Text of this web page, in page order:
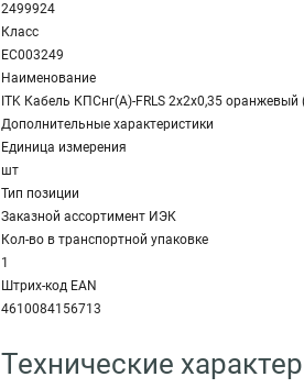
2499924
Класс
EC003249
Наименование
ITK Кабель КПСнг(А)-FRLS 2х2х0,35
Дополнительные характеристики
Единица измерения
шт
Тип позиции
Заказной ассортимент ИЭК
Кол-во в транспортной упаковке
1
Штрих-код EAN
4610084156713
Технические